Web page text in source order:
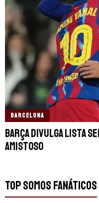
BARCELONA
Barça divulga lista
amistoso
TOP SOMOS FANÁTICOS